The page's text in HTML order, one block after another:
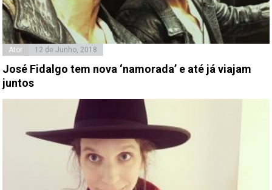
Ator 12 de Junho, 2018
José Fidalgo tem nova ‘namorada’ e até já viajam
juntos